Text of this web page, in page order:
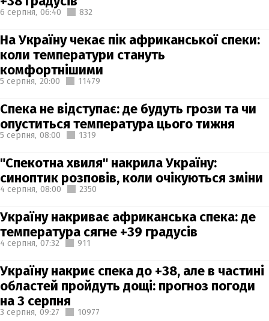
6 серпня, 06:40 832
На Україну чекає пік африканської спеки:
коли температури стануть
комфортнішими
5 серпня, 20:00 11479
Спека не відступає: де будуть грози та чи
опуститься температура цього тижня
5 серпня, 08:00 1319
"Спекотна хвиля" накрила Україну:
синоптик розповів, коли очікуються зміни
4 серпня, 08:00 2350
Україну накриває африканська спека: де
температура сягне +39 градусів
4 серпня, 07:32 911
Україну накриє спека до +38, але в частині
областей пройдуть дощі: прогноз погоди
на 3 серпня
3 серпня, 09:27 10977